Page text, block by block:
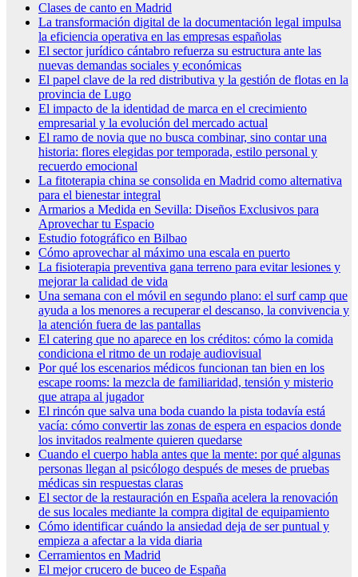
Clases de canto en Madrid
La transformación digital de la documentación legal impulsa
la eficiencia operativa en las empresas españolas
El sector jurídico cántabro refuerza su estructura ante las
nuevas demandas sociales y económicas
El papel clave de la red distributiva y la gestión de flotas en la
provincia de Lugo
El impacto de la identidad de marca en el crecimiento
empresarial y la evolución del mercado actual
El ramo de novia que no busca combinar, sino contar una
historia: flores elegidas por temporada, estilo personal y
recuerdo emocional
La fitoterapia china se consolida en Madrid como alternativa
para el bienestar integral
Armarios a Medida en Sevilla: Diseños Exclusivos para
Aprovechar tu Espacio
Estudio fotográfico en Bilbao
Cómo aprovechar al máximo una escala en puerto
La fisioterapia preventiva gana terreno para evitar lesiones y
mejorar la calidad de vida
Una semana con el móvil en segundo plano: el surf camp que
ayuda a los menores a recuperar el descanso, la convivencia y
la atención fuera de las pantallas
El catering que no aparece en los créditos: cómo la comida
condiciona el ritmo de un rodaje audiovisual
Por qué los escenarios médicos funcionan tan bien en los
escape rooms: la mezcla de familiaridad, tensión y misterio
que atrapa al jugador
El rincón que salva una boda cuando la pista todavía está
vacía: cómo convertir las zonas de espera en espacios donde
los invitados realmente quieren quedarse
Cuando el cuerpo habla antes que la mente: por qué algunas
personas llegan al psicólogo después de meses de pruebas
médicas sin respuestas claras
El sector de la restauración en España acelera la renovación
de sus locales mediante la compra digital de equipamiento
Cómo identificar cuándo la ansiedad deja de ser puntual y
empieza a afectar a la vida diaria
Cerramientos en Madrid
El mejor crucero de buceo de España